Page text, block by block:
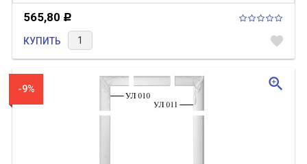
565,80 Р
КУПИТЬ favorite
-9% zoom_in